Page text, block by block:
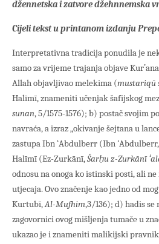
džennetska i zatvore džehnnemska
Cijeli tekst u printanom izdanju
Interpretativna tradicija ponudila je
samo za vrijeme trajanja objave
Allah objavljivao melekima (mustariqū
Halīmī, znameniti učenjak šafijskog
sunan, 5/1575-1576); b) postač svojim
navraća, a izraz „okivanje šejtana u
zastupa Ibn ʻAbdulberr (Ibn
Halīmī (Ez-Zurkānī,Šarḥu z-Zurkānī
odnosu na onoga ko istinski posti, ali
utjecaja. Ovo značenje kao jedno od
Kurtubī,Al-Mufhim,3/136); d) hadis se
zagovornici ovog mišljenja tumače u
ukazao je i znameniti malikijski